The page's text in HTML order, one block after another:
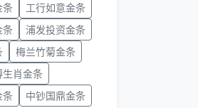
条
工行如意金条
条
浦发投资金条
梅兰竹菊金条
生肖金条
条 中钞国鼎金条